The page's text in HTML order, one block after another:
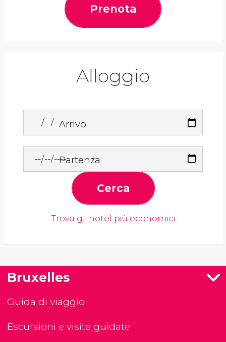
Prenota
Alloggio
Arrivo
Partenza
Cerca
Trova gli hotel più economici
Bruxelles
Guida di viaggio
Escursioni e visite guidate